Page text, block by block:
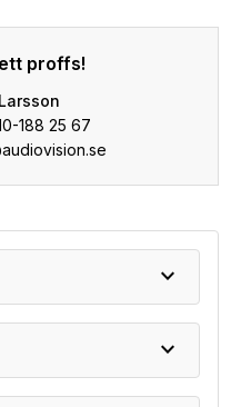
proffs!
188 25 67
expand_more
expand_more